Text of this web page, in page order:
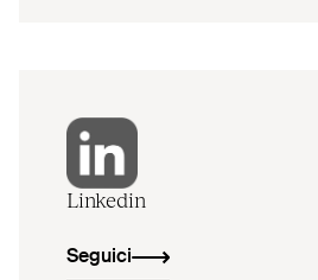
Linkedin
Seguici